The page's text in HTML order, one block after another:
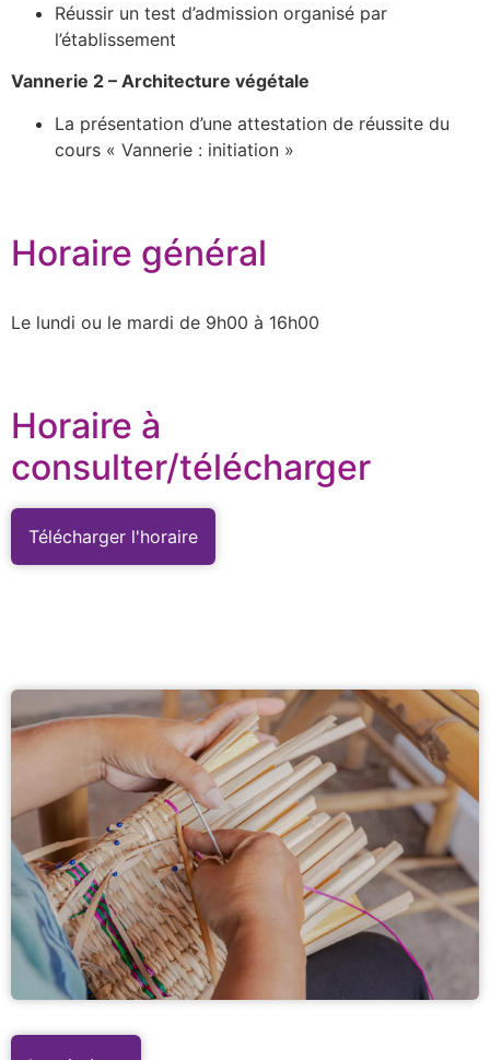
Réussir un test d’admission organisé par
l’établissement
Vannerie 2 – Architecture végétale
La présentation d’une attestation de réussite du
cours « Vannerie : initiation »
Horaire général
Le lundi ou le mardi de 9h00 à 16h00
Horaire à
consulter/télécharger
Télécharger l'horaire